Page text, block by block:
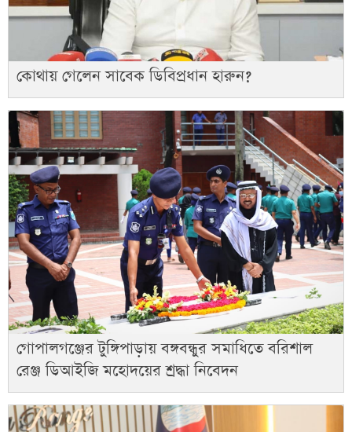
কোথায় গেলেন সাবেক ডিবিপ্রধান হারুন?
গোপালগঞ্জের টুঙ্গিপাড়ায় বঙ্গবন্ধুর সমাধিতে বরিশাল
রেঞ্জ ডিআইজি মহোদয়ের শ্রদ্ধা নিবেদন